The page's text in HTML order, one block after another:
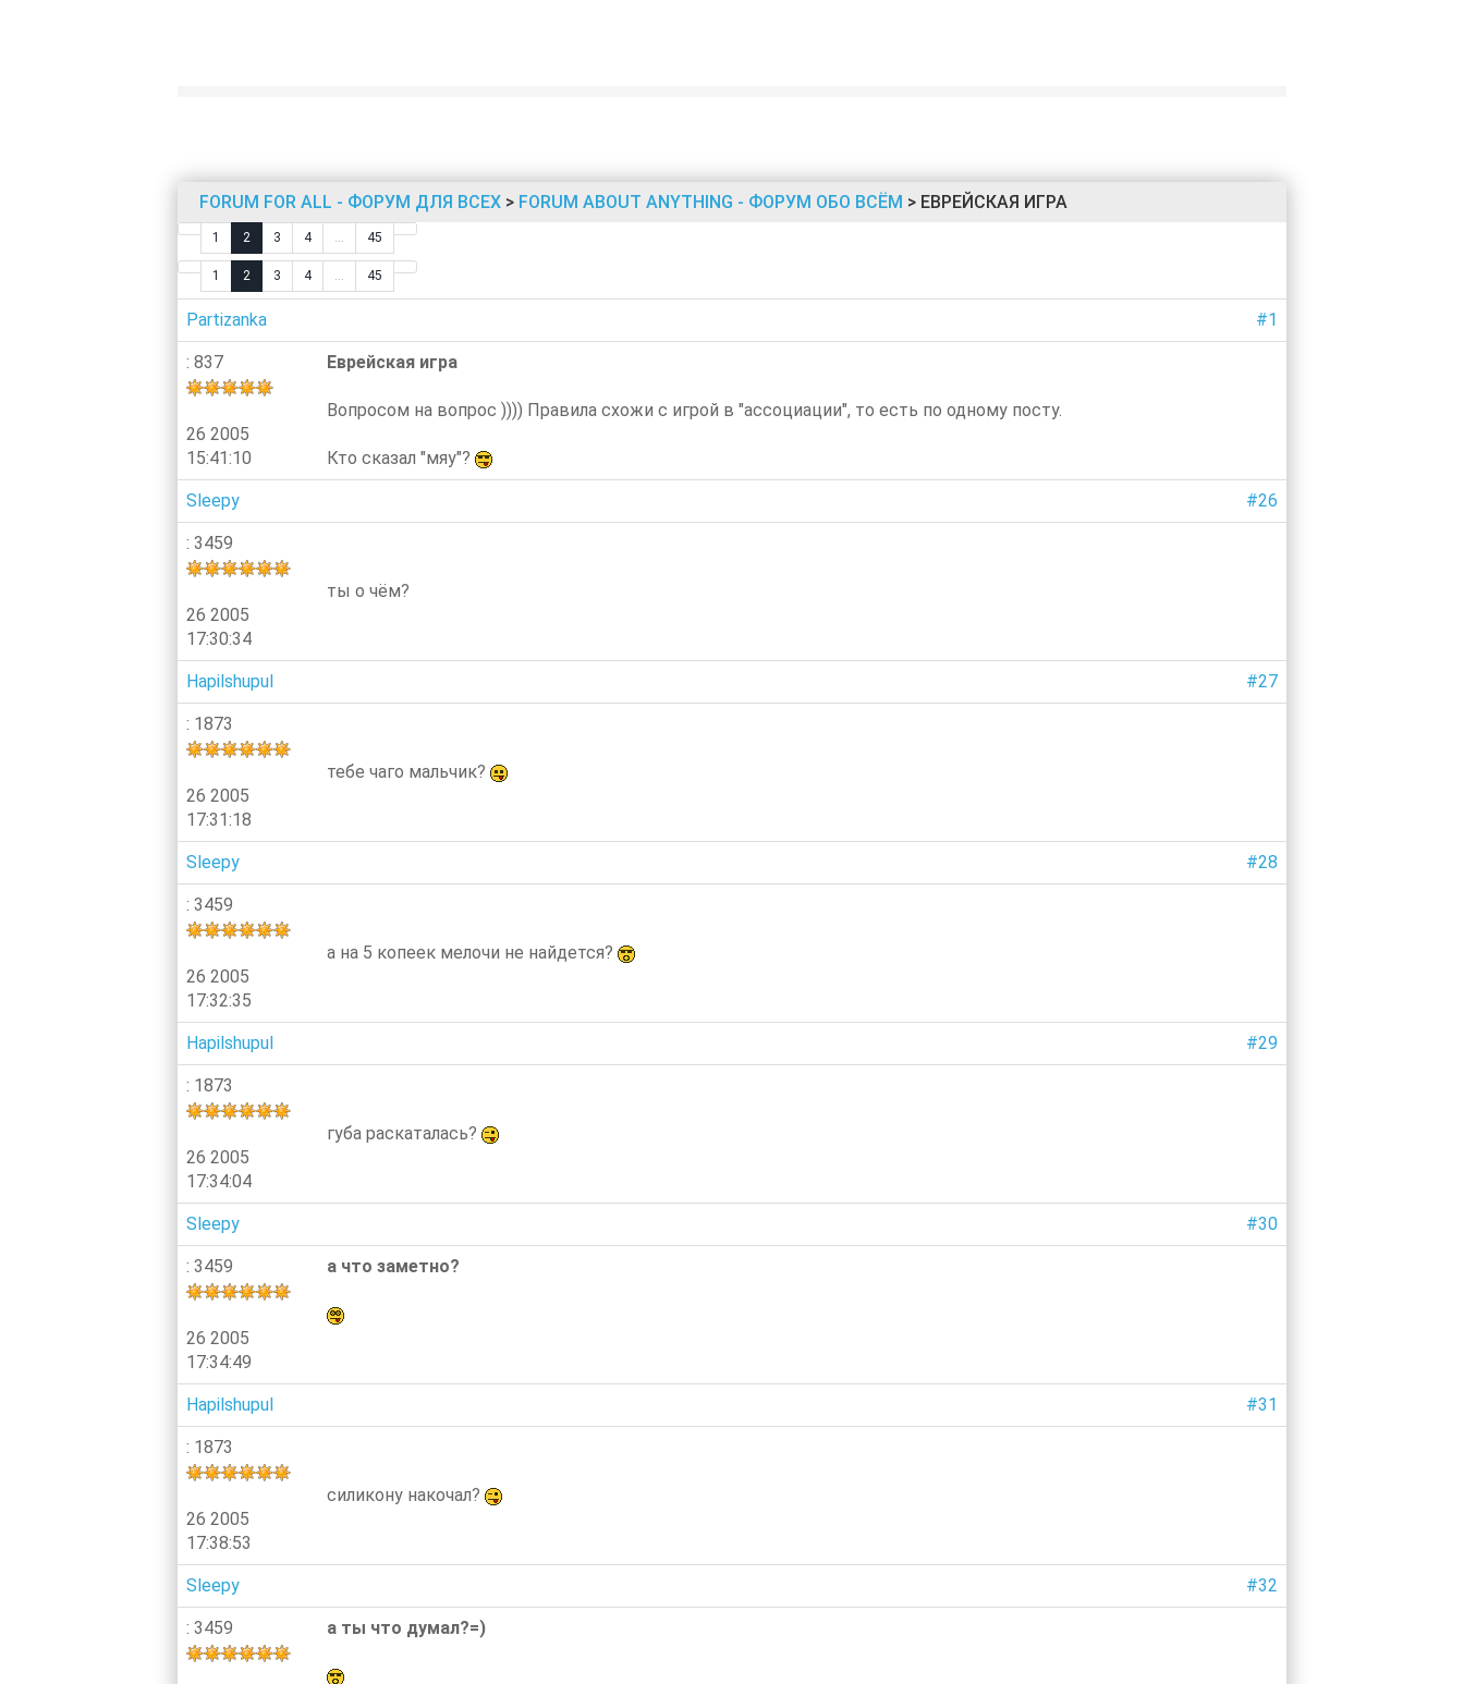
FORUM FOR ALL - ФОРУМ ДЛЯ ВСЕХ> FORUM ABOUT ANYTHING - ФОРУМ ОБО ВСЁМ > ЕВРЕЙСКАЯ ИГРА
1 2 3 4 ... 45
1 2 3 4 ... 45
Partizanka #1
: 837
26 2005
15:41:10
Еврейская игра
Вопросом на вопрос )))) Правила схожи с игрой в "ассоциации", то есть по одному посту.
Кто сказал "мяу"?
Sleepy #26
: 3459
26 2005
17:30:34
ты о чём?
Hapilshupul #27
: 1873
26 2005
17:31:18
тебе чаго мальчик?
Sleepy #28
: 3459
26 2005
17:32:35
а на 5 копеек мелочи не найдется?
Hapilshupul #29
: 1873
26 2005
17:34:04
губа раскаталась?
Sleepy #30
: 3459
26 2005
17:34:49
а что заметно?
Hapilshupul #31
: 1873
26 2005
17:38:53
силикону накочал?
Sleepy #32
: 3459 а ты что думал?=)